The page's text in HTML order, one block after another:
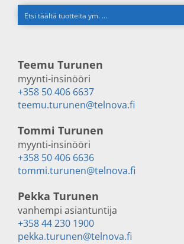
Teemu Turunen
myynti-insinööri
+358 50 406 6637
teemu.turunen@telnova.fi
Tommi Turunen
myynti-insinööri
+358 50 406 6636
tommi.turunen@telnova.fi
Pekka Turunen
vanhempi asiantuntija
+358 44 230 1900
pekka.turunen@telnova.fi